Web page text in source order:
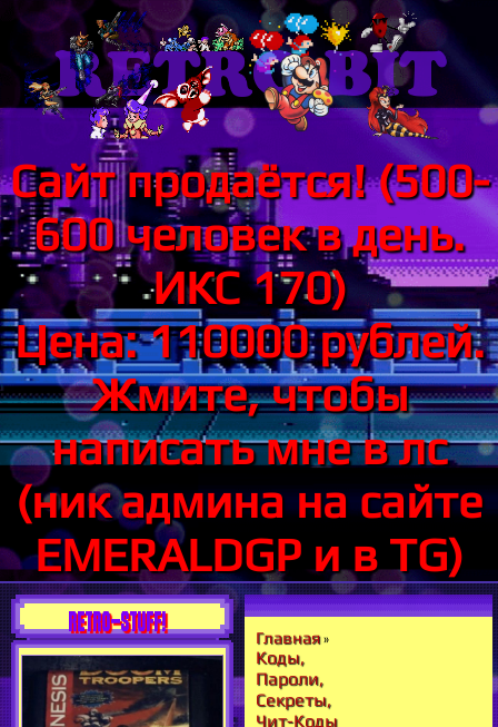
Сайт продаётся! (500-
600 человек в день.
ИКС 170)
Цена: 110000 рублей.
Жмите, чтобы
написать мне в лс
(ник админа на сайте
EMERALDGP и в TG)
RETRO-STUFF!
Главная»
Коды,
Пароли,
Секреты,
Чит-Коды